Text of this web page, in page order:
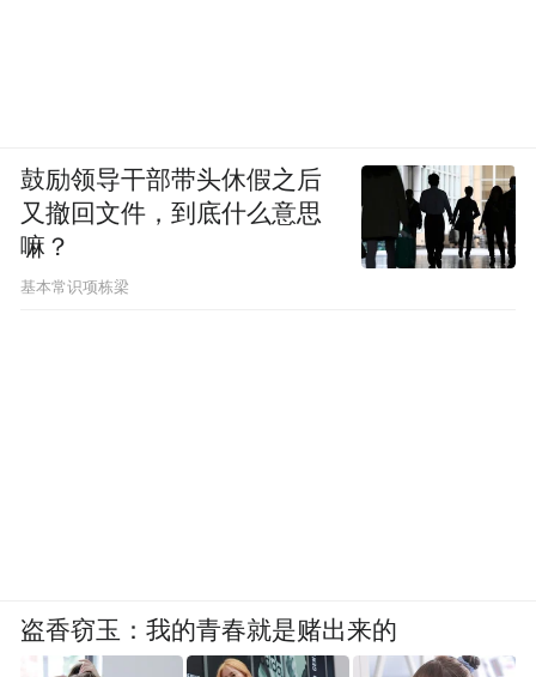
鼓励领导干部带头休假之后
又撤回文件，到底什么意思
嘛？
基本常识项栋梁
盗香窃玉：我的青春就是赌出来的